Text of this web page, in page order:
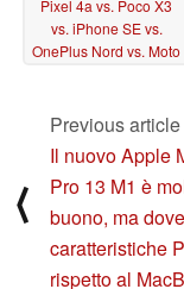
Pixel 4a vs. Poco X3
vs. iPhone SE vs.
OnePlus Nord vs. Moto
⟨
Previous article
Il nuovo Apple
Pro 13 M1 è
buono, ma
caratteristiche
rispetto al